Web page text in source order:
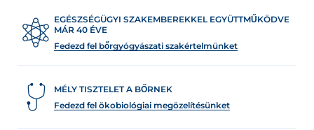
EGÉSZSÉGÜGYI SZAKEMBEREKKEL EGYÜTTMŰKÖDVE
MÁR 40 ÉVE
Fedezd fel bőrgyógyászati szakértelmünket
MÉLY TISZTELET A BŐRNEK
Fedezd fel ökobiológiai megözelítésünket